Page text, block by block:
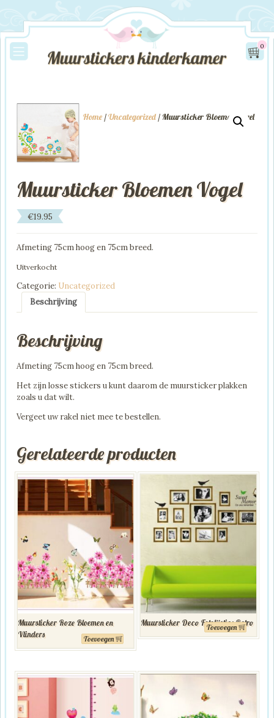
0
Home /Uncategorized / Muursticker Bloemen Vogel
Muursticker Bloemen Vogel
€19.95
Afmeting 75cm hoog en 75cm breed.
Uitverkocht
Categorie: Uncategorized
Beschrijving
Beschrijving
Afmeting 75cm hoog en 75cm breed.
Het zijn losse stickers u kunt daarom de muursticker plakken
zoals u dat wilt.
Vergeet uw rakel niet mee te bestellen.
Gerelateerde producten
Muursticker Roze Bloemen en
Vlinders
Toevoegen
Muursticker Deco Fotolijstjes Retro
Toevoegen